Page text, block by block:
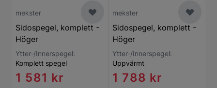
mekster
Sidospegel, komplett -
Höger
Ytter-/Innerspegel:
Komplett spegel
1 581 kr
mekster
Sidospegel, komplett -
Höger
Ytter-/Innerspegel:
Uppvärmt
1 788 kr